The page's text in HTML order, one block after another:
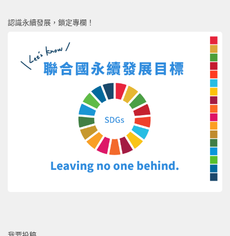
認識永續發展，鎖定專欄！